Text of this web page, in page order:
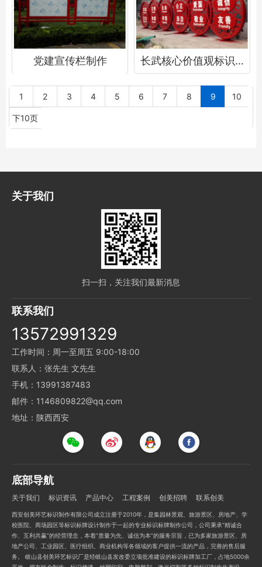
党建宣传栏制作 长武核心价值观标识标牌
1 2 3 4 5 6 7 8 9 10
下10页
关于我们
扫一扫，关注我们最新消息
联系我们
13572991329
工作时间：周一至周五 9:00-18:00
联系人：张先生 文先生
手机：13991387483
邮件：1146809822@qq.com
地址：陕西西安
底部导航
关于我们 标识资讯 产品中心 工程案例 创美招聘 联系创美
西安创美环艺标识制作有限公司成立注册于2010年，是集园林景观、旅游景区、房地产、学
校医院、商场园区等标识标牌设计制作于一起的专业标识标牌制作公司，公司秉承“精诚合
作、互利共赢”的经营理念，本着“质量为先、诚信为本”的服务宗旨，已为多家旅游景区、房
地产公司、工业园区、医疗组织、商业机构等各领域的客户提供一流的产品，完善的售后服
务。 岐山县创美环艺标识厂是经岐山县发改委立项批准建设的标识标牌加工厂，占地5000余